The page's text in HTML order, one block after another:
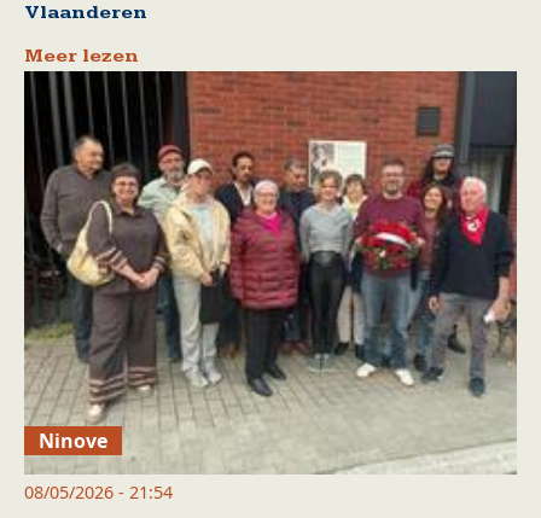
Vlaanderen
Meer lezen
Ninove
08/05/2026 - 21:54